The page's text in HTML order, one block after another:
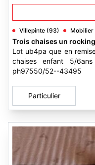
Villepinte (93) Mobilier
Trois chaises un
Lot ub4pa que en
chaises enfant 5/
ph97550/52--43495
Particulier